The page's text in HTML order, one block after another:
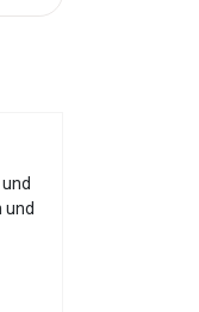
und